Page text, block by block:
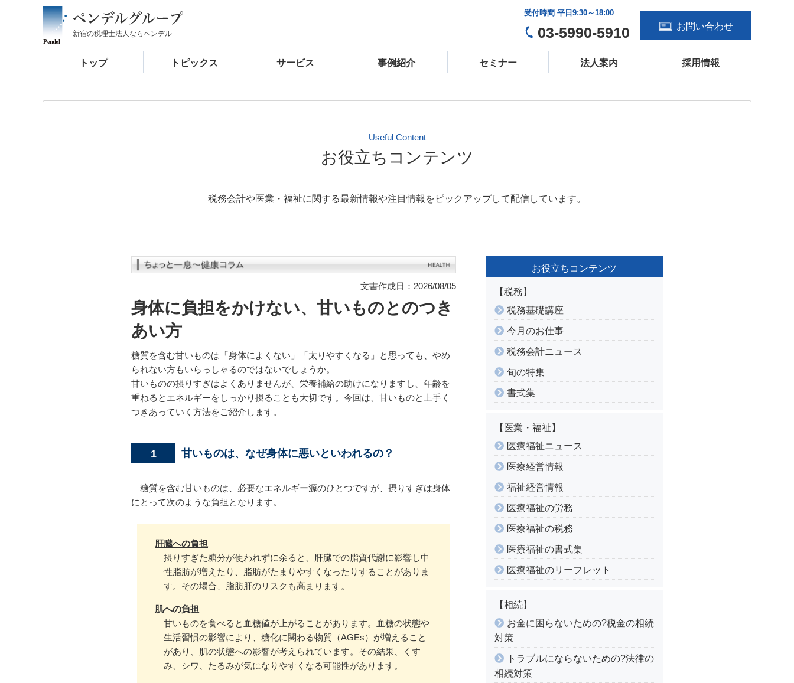
新宿の税理士法人ならペンデル
受付時間 平日9:30～18:00
03-5990-5910 お問い合わせ
トップ トピックス サービス 事例紹介 セミナー 法人案内 採用情報
Useful Content
お役立ちコンテンツ
税務会計や医業・福祉に関する最新情報や注目情報をピックアップして配信しています。
文書作成日：2026/08/05
身体に負担をかけない、甘いものとのつき
あい方
糖質を含む甘いものは「身体によくない」「太りやすくなる」と思っても、やめ
られない方もいらっしゃるのではないでしょうか。
甘いものの摂りすぎはよくありませんが、栄養補給の助けになりますし、年齢を
重ねるとエネルギーをしっかり摂ることも大切です。今回は、甘いものと上手く
つきあっていく方法をご紹介します。
1 甘いものは、なぜ身体に悪いといわれるの？
糖質を含む甘いものは、必要なエネルギー源のひとつですが、摂りすぎは身体
にとって次のような負担となります。
肝臓への負担
摂りすぎた糖分が使われずに余ると、肝臓での脂質代謝に影響し中
性脂肪が増えたり、脂肪がたまりやすくなったりすることがありま
す。その場合、脂肪肝のリスクも高まります。
肌への負担
甘いものを食べると血糖値が上がることがあります。血糖の状態や
生活習慣の影響により、糖化に関わる物質（AGEs）が増えること
があり、肌の状態への影響が考えられています。その結果、くす
み、シワ、たるみが気になりやすくなる可能性があります。
お役立ちコンテンツ
【税務】
税務基礎講座
今月のお仕事
税務会計ニュース
旬の特集
書式集
【医業・福祉】
医療福祉ニュース
医療経営情報
福祉経営情報
医療福祉の労務
医療福祉の税務
医療福祉の書式集
医療福祉のリーフレット
【相続】
お金に困らないための?税金の相続
対策
トラブルにならないための?法律の
相続対策